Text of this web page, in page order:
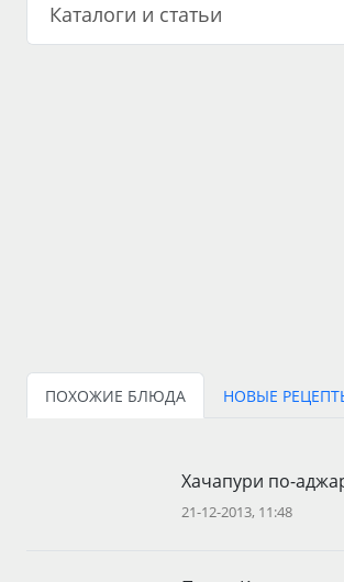
Каталоги и статьи
ПОХОЖИЕ БЛЮДА НОВЫЕ
Хачапури по-
21-12-2013, 11:48